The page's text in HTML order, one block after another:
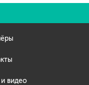
видео